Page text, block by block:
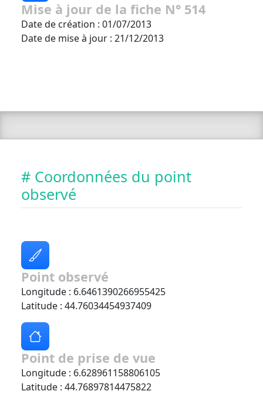
Mise à jour de la fiche N° 514
Date de création : 01/07/2013
Date de mise à jour : 21/12/2013
# Coordonnées du point
observé
Point observé
Longitude : 6.6461390266955425
Latitude : 44.76034454937409
Point de prise de vue
Longitude : 6.628961158806105
Latitude : 44.76897814475822